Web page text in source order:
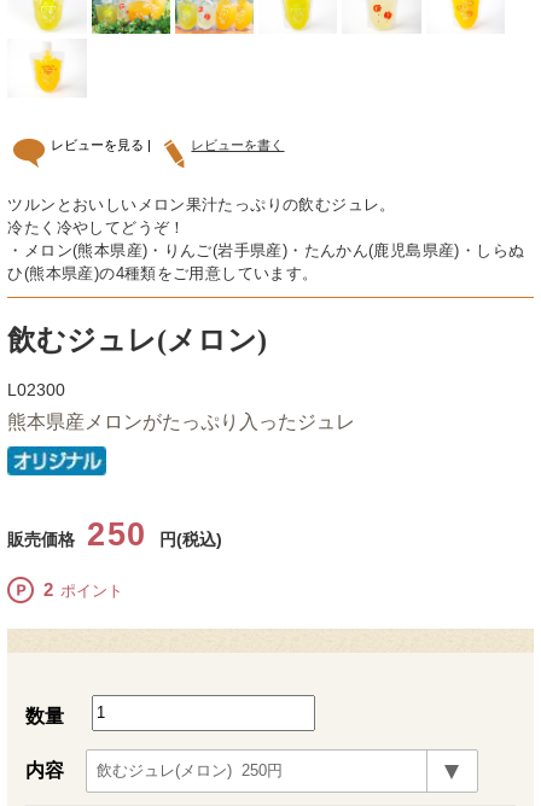
レビューを見る | レビューを書く
ツルンとおいしいメロン果汁たっぷりの飲むジュレ。
冷たく冷やしてどうぞ！
・メロン(熊本県産)・りんご(岩手県産)・たんかん(鹿児島県産)・しらぬ
ひ(熊本県産)の4種類をご用意しています。
飲むジュレ(メロン)
L02300
熊本県産メロンがたっぷり入ったジュレ
販売価格 250 円(税込)
2 ポイント
数量
内容